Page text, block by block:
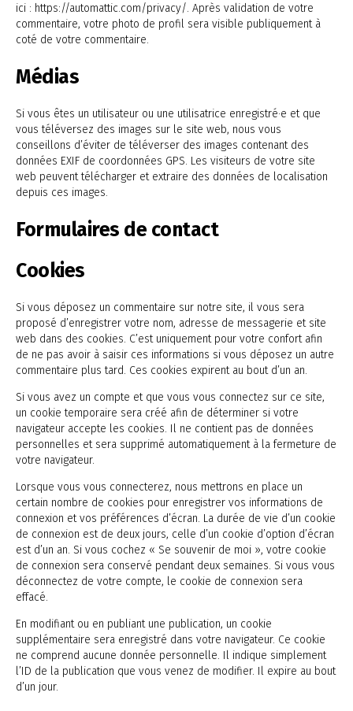
ici : https://automattic.com/privacy/. Après validation de votre
commentaire, votre photo de profil sera visible publiquement à
coté de votre commentaire.
Médias
Si vous êtes un utilisateur ou une utilisatrice enregistré·e et que
vous téléversez des images sur le site web, nous vous
conseillons d’éviter de téléverser des images contenant des
données EXIF de coordonnées GPS. Les visiteurs de votre site
web peuvent télécharger et extraire des données de localisation
depuis ces images.
Formulaires de contact
Cookies
Si vous déposez un commentaire sur notre site, il vous sera
proposé d’enregistrer votre nom, adresse de messagerie et site
web dans des cookies. C’est uniquement pour votre confort afin
de ne pas avoir à saisir ces informations si vous déposez un autre
commentaire plus tard. Ces cookies expirent au bout d’un an.
Si vous avez un compte et que vous vous connectez sur ce site,
un cookie temporaire sera créé afin de déterminer si votre
navigateur accepte les cookies. Il ne contient pas de données
personnelles et sera supprimé automatiquement à la fermeture de
votre navigateur.
Lorsque vous vous connecterez, nous mettrons en place un
certain nombre de cookies pour enregistrer vos informations de
connexion et vos préférences d’écran. La durée de vie d’un cookie
de connexion est de deux jours, celle d’un cookie d’option d’écran
est d’un an. Si vous cochez « Se souvenir de moi », votre cookie
de connexion sera conservé pendant deux semaines. Si vous vous
déconnectez de votre compte, le cookie de connexion sera
effacé.
En modifiant ou en publiant une publication, un cookie
supplémentaire sera enregistré dans votre navigateur. Ce cookie
ne comprend aucune donnée personnelle. Il indique simplement
l’ID de la publication que vous venez de modifier. Il expire au bout
d’un jour.